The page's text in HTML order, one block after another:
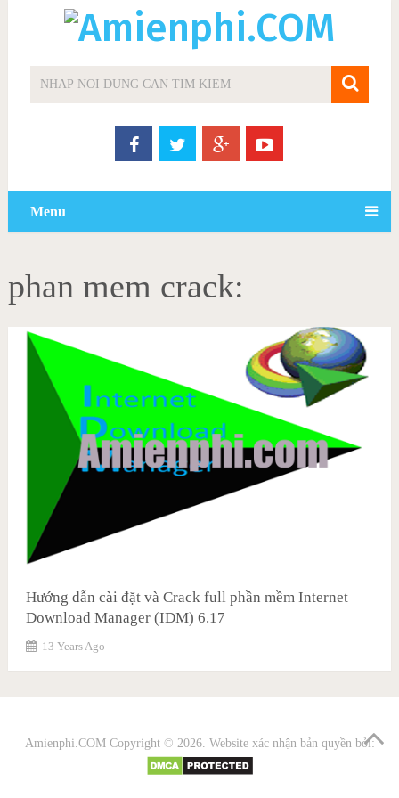
Menu
phan mem crack:
Hướng dẫn cài đặt và Crack full phần mềm Internet
Download Manager (IDM) 6.17
13 Years Ago
Amienphi.COMCopyright © 2026. Website xác nhận bản quyền bởi: